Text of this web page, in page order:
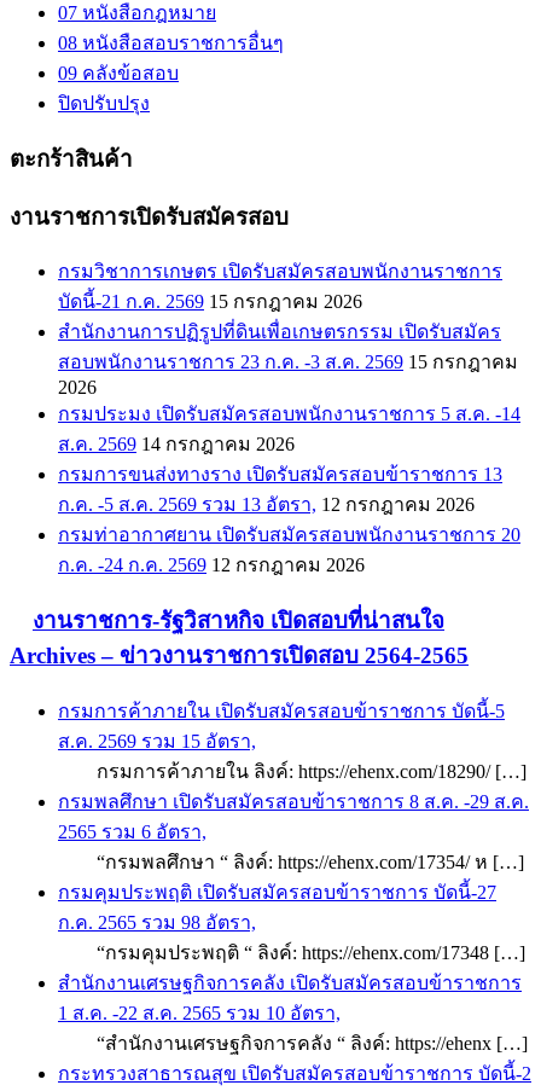
07 หนังสือกฎหมาย
08 หนังสือสอบราชการอื่นๆ
09 คลังข้อสอบ
ปิดปรับปรุง
ตะกร้าสินค้า
งานราชการเปิดรับสมัครสอบ
กรมวิชาการเกษตร เปิดรับสมัครสอบพนักงานราชการ
บัดนี้-21 ก.ค. 2569 15 กรกฎาคม 2026
สำนักงานการปฏิรูปที่ดินเพื่อเกษตรกรรม เปิดรับสมัคร
สอบพนักงานราชการ 23 ก.ค. -3 ส.ค. 2569 15 กรกฎาคม
2026
กรมประมง เปิดรับสมัครสอบพนักงานราชการ 5 ส.ค. -14
ส.ค. 2569 14 กรกฎาคม 2026
กรมการขนส่งทางราง เปิดรับสมัครสอบข้าราชการ 13
ก.ค. -5 ส.ค. 2569 รวม 13 อัตรา, 12 กรกฎาคม 2026
กรมท่าอากาศยาน เปิดรับสมัครสอบพนักงานราชการ 20
ก.ค. -24 ก.ค. 2569 12 กรกฎาคม 2026
งานราชการ-รัฐวิสาหกิจ เปิดสอบที่น่าสนใจ
Archives – ข่าวงานราชการเปิดสอบ 2564-2565
กรมการค้าภายใน เปิดรับสมัครสอบข้าราชการ บัดนี้-5
ส.ค. 2569 รวม 15 อัตรา,
กรมการค้าภายใน ลิงค์: https://ehenx.com/18290/ […]
กรมพลศึกษา เปิดรับสมัครสอบข้าราชการ 8 ส.ค. -29 ส.ค.
2565 รวม 6 อัตรา,
“กรมพลศึกษา “ ลิงค์: https://ehenx.com/17354/ ห […]
กรมคุมประพฤติ เปิดรับสมัครสอบข้าราชการ บัดนี้-27
ก.ค. 2565 รวม 98 อัตรา,
“กรมคุมประพฤติ “ ลิงค์: https://ehenx.com/17348 […]
สำนักงานเศรษฐกิจการคลัง เปิดรับสมัครสอบข้าราชการ
1 ส.ค. -22 ส.ค. 2565 รวม 10 อัตรา,
“สำนักงานเศรษฐกิจการคลัง “ ลิงค์: https://ehenx […]
กระทรวงสาธารณสุข เปิดรับสมัครสอบข้าราชการ บัดนี้-2